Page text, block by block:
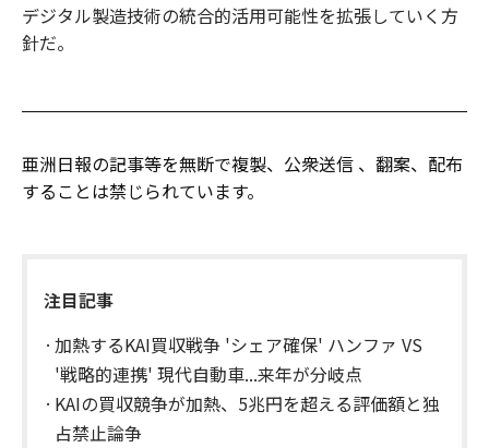
デジタル製造技術の統合的活用可能性を拡張していく方
針だ。
亜洲日報の記事等を無断で複製、公衆送信 、翻案、配布
することは禁じられています。
注目記事
加熱するKAI買収戦争 'シェア確保' ハンファ VS
'戦略的連携' 現代自動車...来年が分岐点
KAIの買収競争が加熱、5兆円を超える評価額と独
占禁止論争